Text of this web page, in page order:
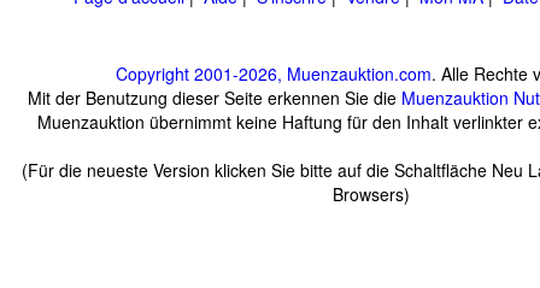
Copyright 2001-2026, Muenzauktion.com. Alle Rechte
Mit der Benutzung dieser Seite erkennen Sie die Muenzauktion
Muenzauktion übernimmt keine Haftung für den Inhalt verlinkter
(Für die neueste Version klicken Sie bitte auf die Schaltfläche Neu
Browsers)